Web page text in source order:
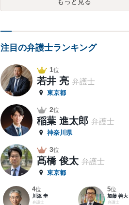
注目の弁護士ランキング
1位
若井 亮 弁護士
東京都
2位
稲葉 進太郎 弁護士
神奈川県
3位
髙橋 俊太 弁護士
東京都
4位
川添 圭
弁護士
5位
加藤 善大
弁護士